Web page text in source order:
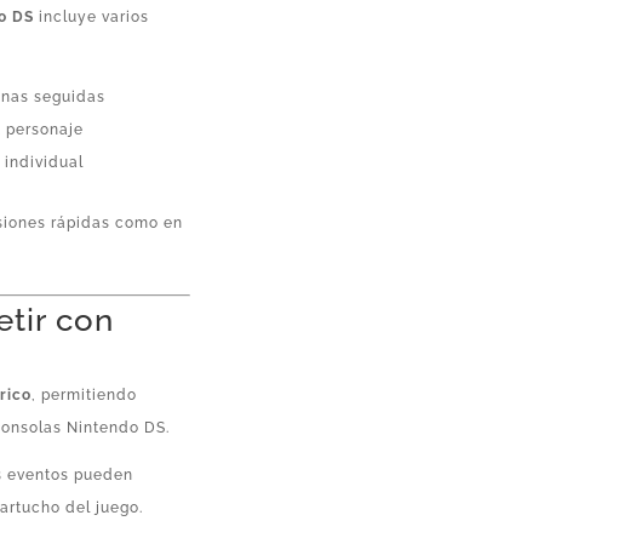
DS incluye varios
seguidas
personaje
rápidas como en
con
, permitiendo
Nintendo DS.
eventos pueden
del juego.